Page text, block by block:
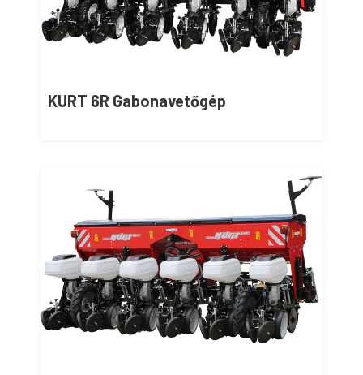
KURT 6R Gabonavetőgép